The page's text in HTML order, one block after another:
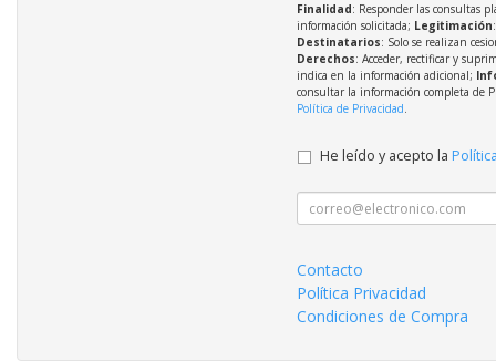
Finalidad: Responder las consultas
información solicitada; Legitimación
Destinatarios: Solo se realizan
Derechos: Acceder, rectificar y
indica en la información adicional;
consultar la información completa de
Política de Privacidad.
He leído y acepto la
Contacto
Política Privacidad
Condiciones de Compra